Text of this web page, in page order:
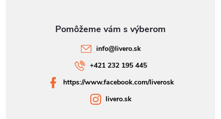
info@livero.sk
+421 232 195 445
https://www.facebook.com/liverosk
livero.sk